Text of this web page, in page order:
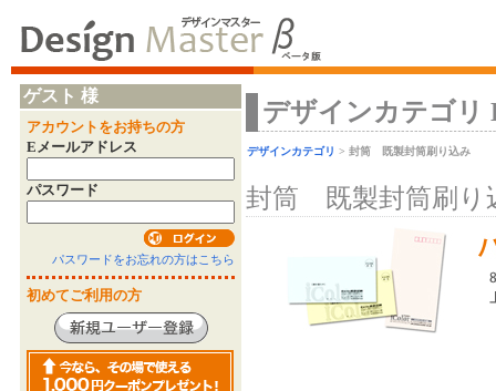
ゲスト 様
アカウントをお持ちの方
Eメールアドレス
パスワード
パスワードをお忘れの方はこちら
初めてご利用の方
デザインカテゴリ
デザインカテゴリ > 封筒 既製封筒刷り込み
封筒 既製封筒刷